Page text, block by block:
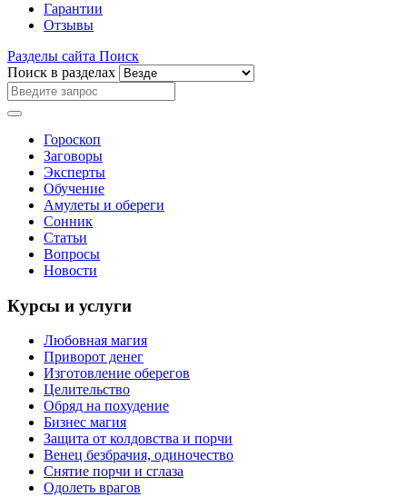
Гарантии
Отзывы
Разделы сайта Поиск
Поиск в разделах
Гороскоп
Заговоры
Эксперты
Обучение
Амулеты и обереги
Сонник
Статьи
Вопросы
Новости
Курсы и услуги
Любовная магия
Приворот денег
Изготовление оберегов
Целительство
Обряд на похудение
Бизнес магия
Защита от колдовства и порчи
Венец безбрачия, одиночество
Снятие порчи и сглаза
Одолеть врагов